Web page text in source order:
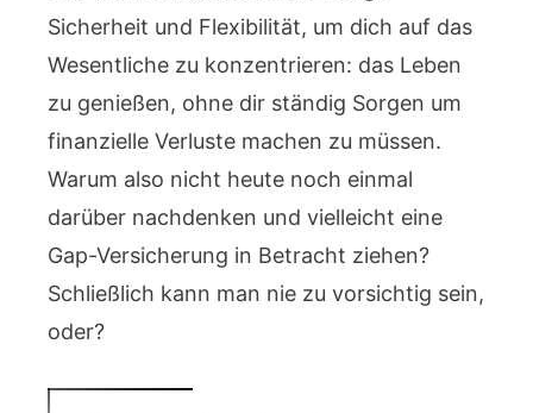
Sicherheit und Flexibilität, um dich auf das
Wesentliche zu konzentrieren: das Leben
zu genießen, ohne dir ständig Sorgen um
finanzielle Verluste machen zu müssen.
Warum also nicht heute noch einmal
darüber nachdenken und vielleicht eine
Gap-Versicherung in Betracht ziehen?
Schließlich kann man nie zu vorsichtig sein,
oder?